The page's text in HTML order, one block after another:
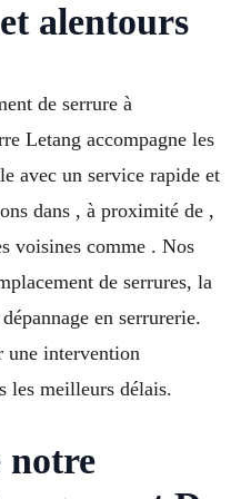
alentours
de serrure à
Letang accompagne les
avec un service rapide et
dans , à proximité de ,
voisines comme . Nos
de serrures, la
en serrurerie.
une intervention
les meilleurs délais.
notre